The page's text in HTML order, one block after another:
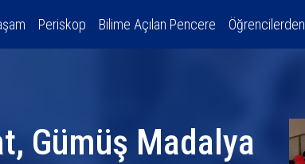
Periskop Bilime Açılan Pencere Öğrencilerden
Gümüş Madalya